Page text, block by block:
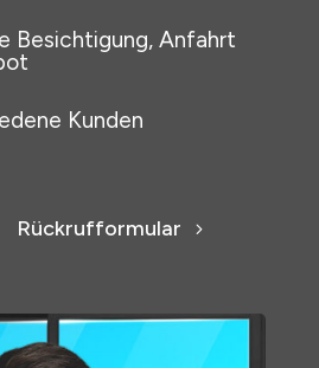
Besichtigung, Anfahrt
Kunden
Rückrufformular